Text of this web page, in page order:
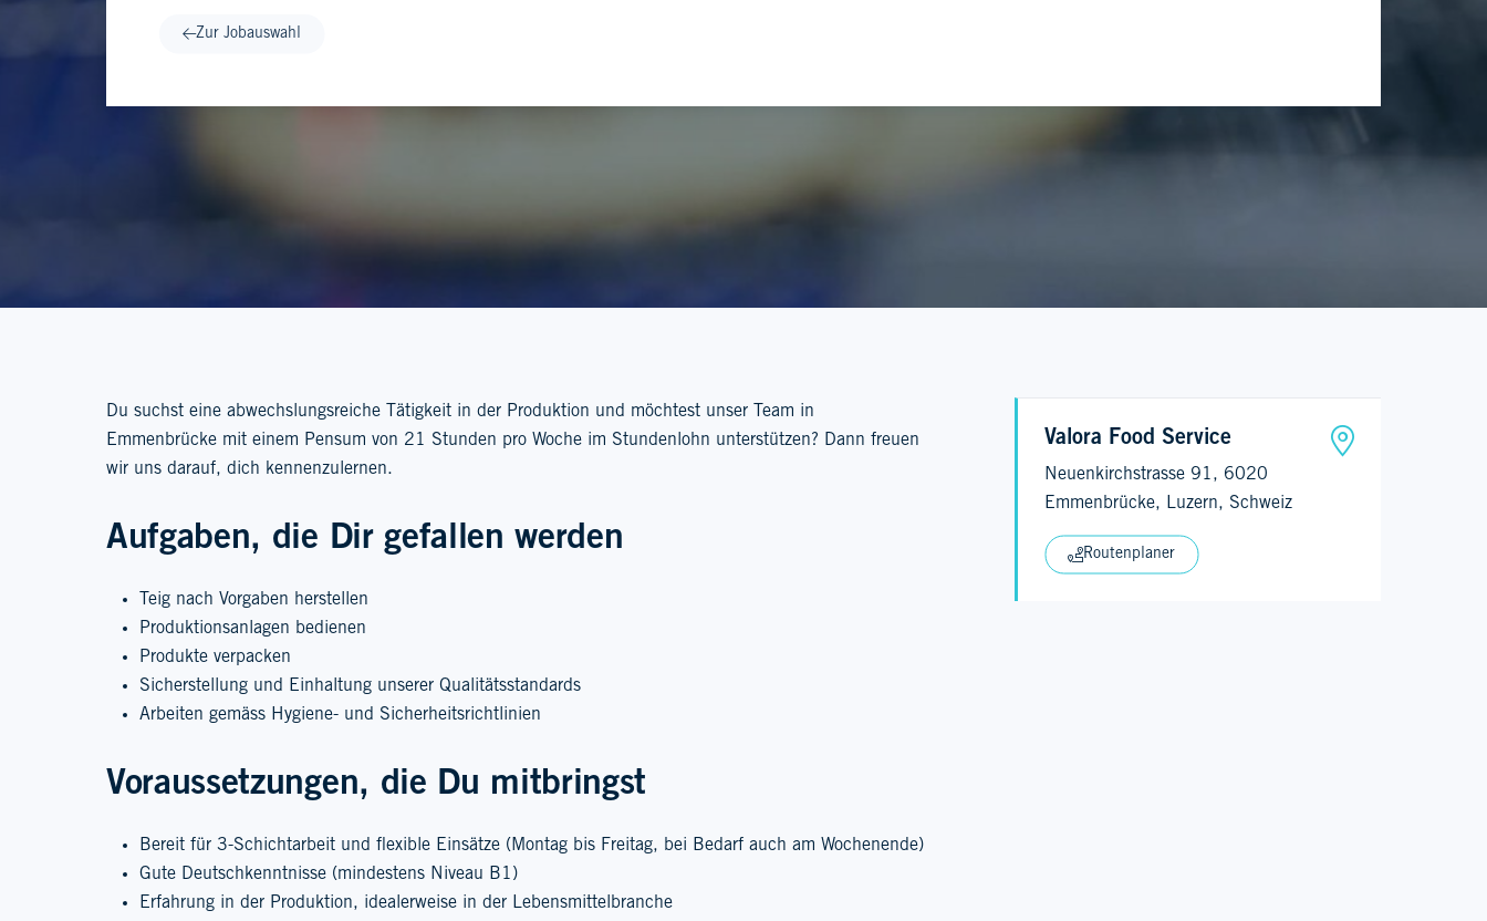
Zur Jobauswahl
Du suchst eine abwechslungsreiche Tätigkeit in der Produktion und möchtest unser Team in
Emmenbrücke mit einem Pensum von 21 Stunden pro Woche im Stundenlohn unterstützen? Dann freuen
wir uns darauf, dich kennenzulernen.
Aufgaben, die Dir gefallen werden
Teig nach Vorgaben herstellen
Produktionsanlagen bedienen
Produkte verpacken
Sicherstellung und Einhaltung unserer Qualitätsstandards
Arbeiten gemäss Hygiene- und Sicherheitsrichtlinien
Voraussetzungen, die Du mitbringst
Bereit für 3-Schichtarbeit und flexible Einsätze (Montag bis Freitag, bei Bedarf auch am Wochenende)
Gute Deutschkenntnisse (mindestens Niveau B1)
Erfahrung in der Produktion, idealerweise in der Lebensmittelbranche
Valora Food Service
Neuenkirchstrasse 91, 6020
Emmenbrücke, Luzern, Schweiz
Routenplaner